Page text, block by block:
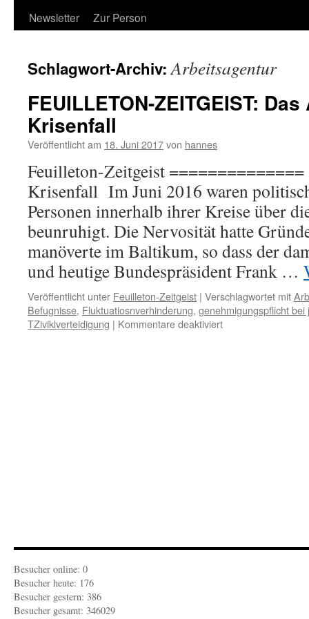
Newsletter
Zur Person
Schlagwort-Archiv:Arbeitsagentur
FEUILLETON-ZEITGEIST:
Krisenfall
Veröffentlicht am 18. Juni 2017von hannes
Feuilleton-Zeitgeist
Krisenfall Im Juni 2016 waren
Personen innerhalb ihrer Kreise über
beunruhigt. Die Nervosität hatte
manöverte im Baltikum, so dass der
und heutige Bundespräsident Frank …
Veröffentlicht unter Feuilleton-Zeitgeist | Verschlagwortet mit
Befugnisse, Fluktuatiosnverhinderung, genehmigungspflicht bei
TZiviklverteidigung | Kommentare deaktiviertfür
Besucher online: 0
Besucher heute: 176
Besucher gestern: 386
Besucher gesamt: 346029